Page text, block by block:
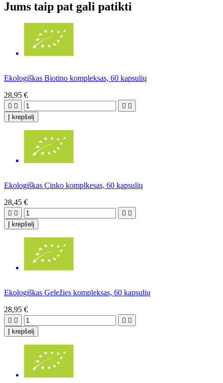
Jums taip pat gali patikti
Ekologiškas Biotino kompleksas, 60 kapsulių
28,95 €
   
Į krepšelį
Ekologiškas Cinko komplkesas, 60 kapsulių
28,45 €
   
Į krepšelį
Ekologiškas Geležies kompleksas, 60 kapsulių
28,95 €
   
Į krepšelį